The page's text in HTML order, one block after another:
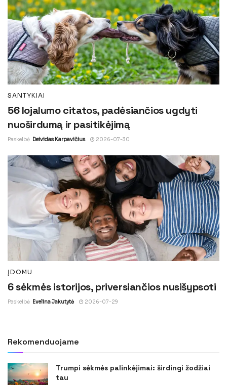
SANTYKIAI
56 lojalumo citatos, padėsiančios ugdyti
nuoširdumą ir pasitikėjimą
Paskelbė Deividas Karpavičius 2026-07-30
ĮDOMU
6 sėkmės istorijos, priversiančios nusišypsoti
Paskelbė Evelina Jakutytė 2026-07-29
Rekomenduojame
Trumpi sėkmės palinkėjimai: širdingi žodžiai
tau